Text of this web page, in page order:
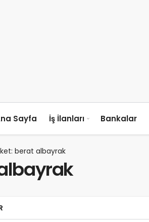
Sayfa İş İlanları Bankalar
berat albayrak